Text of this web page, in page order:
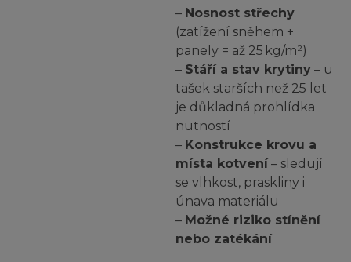
– Nosnost střechy
(zatížení sněhem +
panely = až 25 kg/m²)
– Stáří a stav krytiny – u
tašek starších než 25 let
je důkladná prohlídka
nutností
– Konstrukce krovu a
místa kotvení – sledují
se vlhkost, praskliny i
únava materiálu
– Možné riziko stínění
nebo zatékání